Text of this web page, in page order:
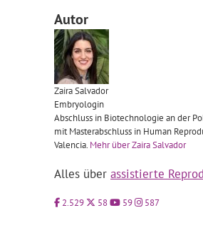
Autor
ZairaSalvador
Embryologin
Abschluss in Biotechnologie an der
mit Masterabschluss in Human
Valencia. Mehr über Zaira Salvador
Alles über assistierte
2.529 58 59 587